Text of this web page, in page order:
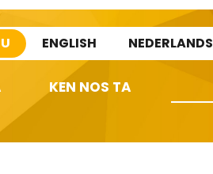
ENGLISH NEDERLANDS
KEN NOS TA